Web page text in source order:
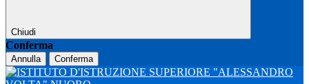
Chiudi
Conferma
Annulla Conferma